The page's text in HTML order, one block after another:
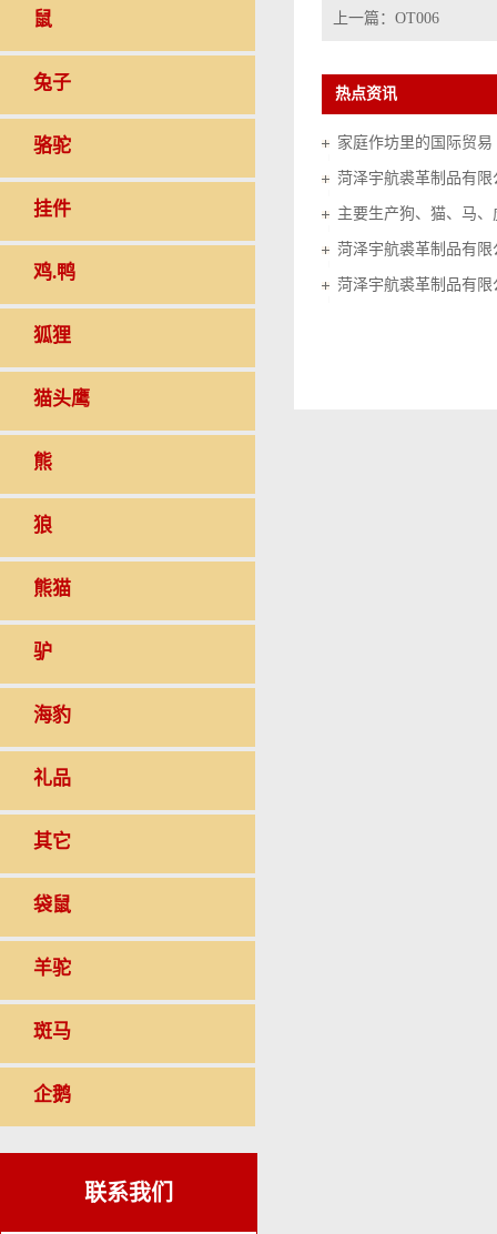
鼠
兔子
骆驼
挂件
鸡.鸭
狐狸
猫头鹰
熊
狼
熊猫
驴
海豹
礼品
其它
袋鼠
羊驼
斑马
企鹅
联系我们
上一篇： OT006
热点资讯
家庭作坊里的国际贸易
菏泽宇航裘革制品有
菏泽宇航裘革制品有限
菏泽宇航裘革制品有限